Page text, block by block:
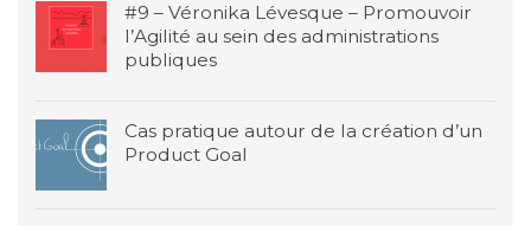
#9 – Véronika Lévesque – Promouvoir
l’Agilité au sein des administrations
publiques
Cas pratique autour de la création d’un
Product Goal